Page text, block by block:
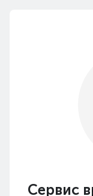
Сервис